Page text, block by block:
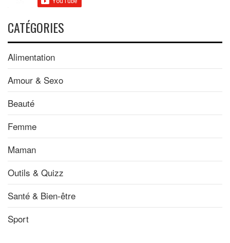
CATÉGORIES
Alimentation
Amour & Sexo
Beauté
Femme
Maman
Outils & Quizz
Santé & Bien-être
Sport